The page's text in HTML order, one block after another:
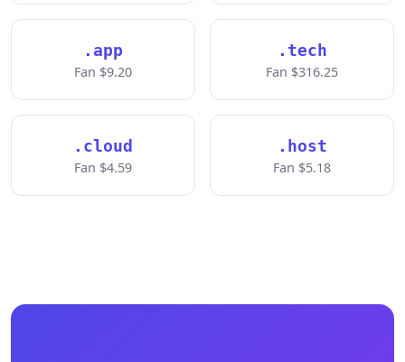
.app
Fan $9.20
.tech
Fan $316.25
.cloud
Fan $4.59
.host
Fan $5.18